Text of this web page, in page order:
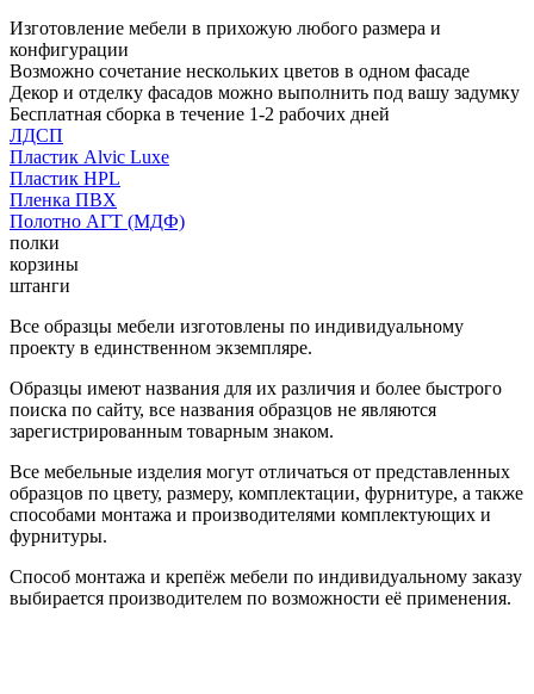
Изготовление мебели в прихожую любого размера и
конфигурации
Возможно сочетание нескольких цветов в одном фасаде
Декор и отделку фасадов можно выполнить под вашу задумку
Бесплатная сборка в течение 1-2 рабочих дней
ЛДСП
Пластик Alvic Luxe
Пластик HPL
Пленка ПВХ
Полотно АГТ (МДФ)
полки
корзины
штанги
Все образцы мебели изготовлены по индивидуальному
проекту в единственном экземпляре.
Образцы имеют названия для их различия и более быстрого
поиска по сайту, все названия образцов не являются
зарегистрированным товарным знаком.
Все мебельные изделия могут отличаться от представленных
образцов по цвету, размеру, комплектации, фурнитуре, а также
способами монтажа и производителями комплектующих и
фурнитуры.
Способ монтажа и крепёж мебели по индивидуальному заказу
выбирается производителем по возможности её применения.